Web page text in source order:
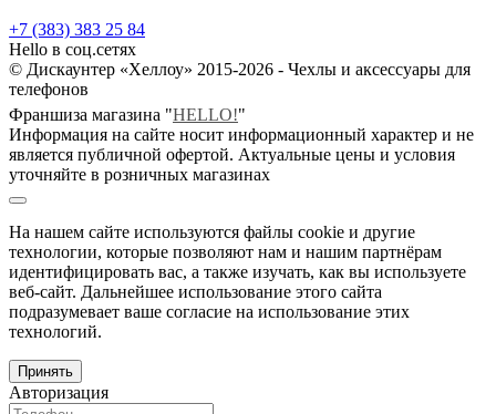
+7 (383) 383 25 84
Hello в соц.сетях
© Дискаунтер «Хеллоу» 2015-2026 - Чехлы и аксессуары для
телефонов
Франшиза магазина "HELLO!"
Информация на сайте носит информационный характер и не
является публичной офертой. Актуальные цены и условия
уточняйте в розничных магазинах
На нашем сайте используются файлы cookie и другие
технологии, которые позволяют нам и нашим партнёрам
идентифицировать вас, а также изучать, как вы используете
веб-сайт. Дальнейшее использование этого сайта
подразумевает ваше согласие на использование этих
технологий.
Принять
Авторизация